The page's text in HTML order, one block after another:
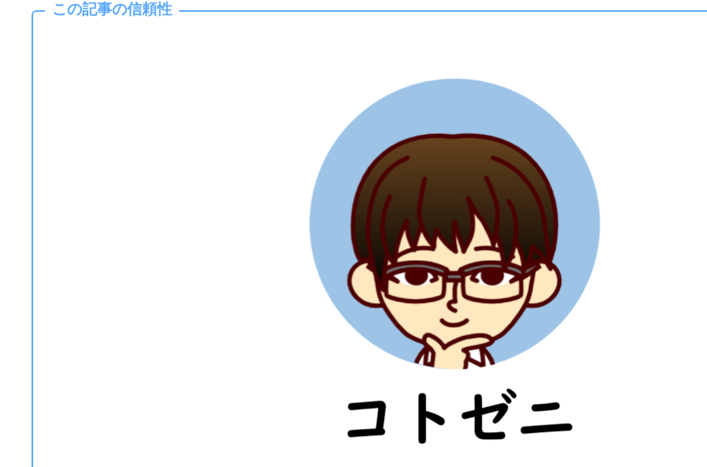
この記事の信頼性